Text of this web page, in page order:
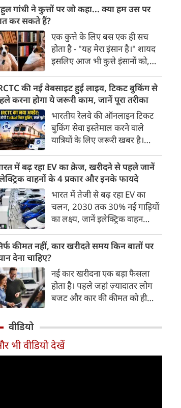
भारत में रहेंगे। ‘ट्रांसफॉर्म रूरल
अनुसार भारत विकसित देशों के
विपरीत समृद्ध बनने से पहले ही वृद्ध
होती आबादी वाले देश की श्रेणी में
पहुंच रहा है।
गांधी ने कुत्तों पर जो कहा... क्या हम उस पर
कर सकते हैं?
एक कुत्ते के लिए बस एक ही सच
होता है - "यह मेरा इंसान है।" शायद
इसलिए आज भी कुत्ते इंसानों को,
भू-राजनीति से लेकर कृत्रिम
बुद्धिमत्ता, जलवायु परिवर्तन से लेकर
क्रिकेट तक हर विषय पर बहस कर
सकते हैं, तो उस जीव पर भी एक
गंभीर चर्चा बनती है जिसने किसी भी
सभ्यता से पहले इंसान का साथ चुना
था। दुर्भाग्य यह है कि आज कुत्तों के
बारे में हमारी राय पशु-चिकित्सकों,
व्यवहार वैज्ञानिकों या विशेषज्ञों से
कम... और व्हाट्सऐप यूनिवर्सिटी से
ज़्यादा बनती है।
की नई वेबसाइट हुई लाइव, टिकट बुकिंग से
करना होगा ये जरूरी काम, जानें पूरा तरीका
भारतीय रेलवे की ऑनलाइन टिकट
बुकिंग सेवा इस्तेमाल करने वाले
यात्रियों के लिए जरूरी खबर है।
वेबसाइट का बीटा वर्जन लॉन्च कर
दिया है। करीब 24 साल पुराने
इंटरफेस के बाद वेबसाइट को नए
डिजाइन और कई नए फीचर्स के साथ
अपडेट किया गया है।
में बढ़ रहा EV का क्रेज, खरीदने से पहले जानें
वाहनों के 4 प्रकार और इनके फायदे
भारत में तेजी से बढ़ रहा EV का
चलन, 2030 तक 30% नई गाड़ियों
का लक्ष्य, जानें इलेक्ट्रिक वाहन
200 अरब रुपए का मौका
कीमत नहीं, कार खरीदते समय किन बातों पर
देना चाहिए?
नई कार खरीदना एक बड़ा फैसला
होता है। पहले जहां ज़्यादातर लोग
बजट और कार की कीमत को ही
खरीदते समय किन बातों पर ध्यान
देना चाहिए।
वीडियो
भी वीडियो देखें